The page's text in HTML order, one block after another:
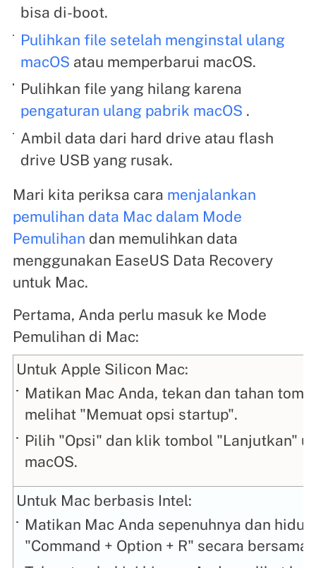
bisa di-boot.
Pulihkan file setelah menginstal ulang
macOS atau memperbarui macOS.
Pulihkan file yang hilang karena
pengaturan ulang pabrik macOS .
Ambil data dari hard drive atau flash
drive USB yang rusak.
Mari kita periksa cara menjalankan
pemulihan data Mac dalam Mode
Pemulihan dan memulihkan data
menggunakan EaseUS Data Recovery
untuk Mac.
Pertama, Anda perlu masuk ke Mode
Pemulihan di Mac:
Untuk Apple Silicon Mac:
Matikan Mac Anda, tekan dan tahan
melihat "Memuat opsi startup".
Pilih "Opsi" dan klik tombol "Lanjutkan"
macOS.
Untuk Mac berbasis Intel:
Matikan Mac Anda sepenuhnya dan
"Command + Option + R" secara